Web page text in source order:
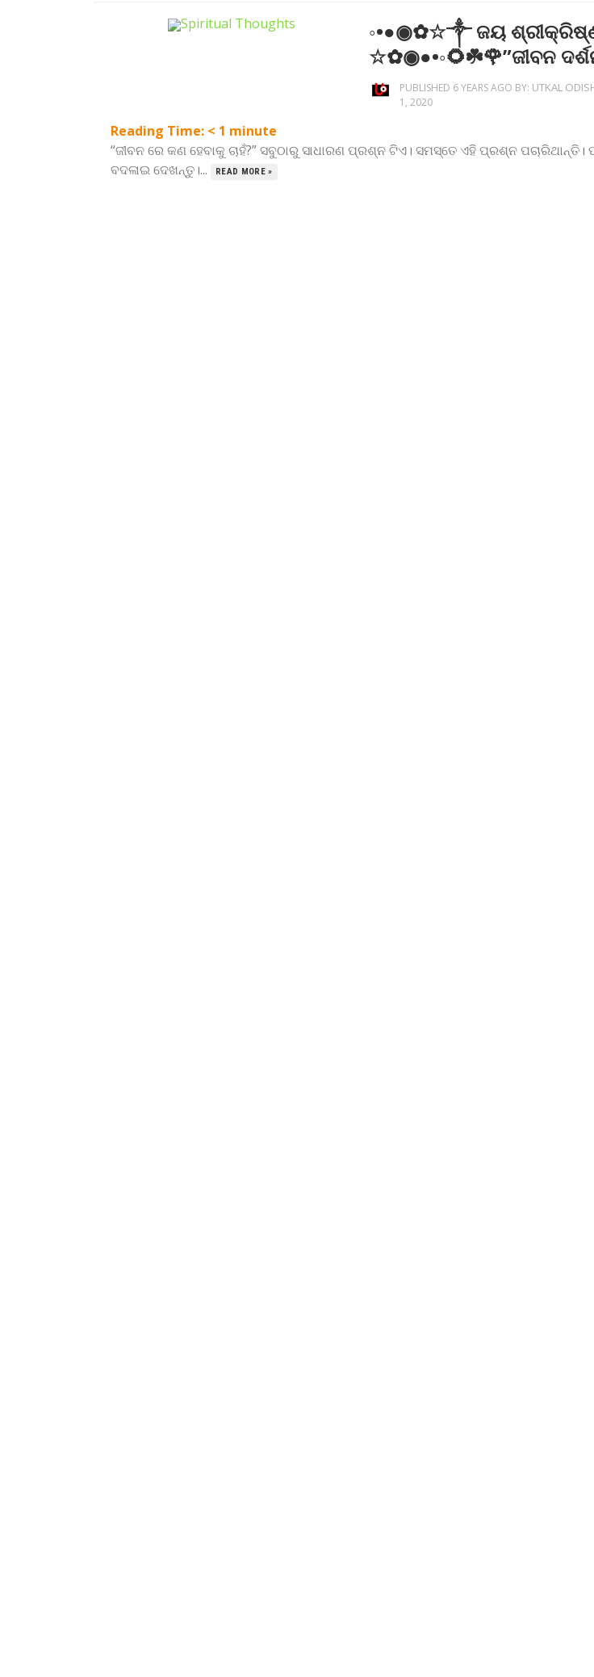
◦•●◉✿☆༒ ଜୟ
☆✿◉●•◦🌻☘️🌹”ଜୀବନ
PUBLISHED 6 YEARS AGO BY: UTKAL
1, 2020
Reading Time: < 1 minute
“ଜୀବନ ରେ କଣ ହେବାକୁ ଚାହଁ?” ସବୁଠାରୁ ସାଧାରଣ ପ୍ରଶ୍ନ ଟିଏ। ସମସ୍ତେ ଏହି ପ୍ରଶ୍ନ
ବଦଳାଇ ଦେଖନ୍ତୁ।...
READ MORE »